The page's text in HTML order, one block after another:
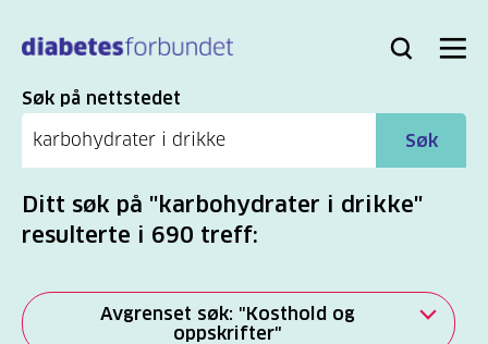
hovedinnhold
Bli
Logg
Søk Meny
Søk
Søk på nettstedet
Søk
Ditt søk på "karbohydrater i drikke"
resulterte i 690 treff:
Avgrenset søk: "Kosthold og
oppskrifter"